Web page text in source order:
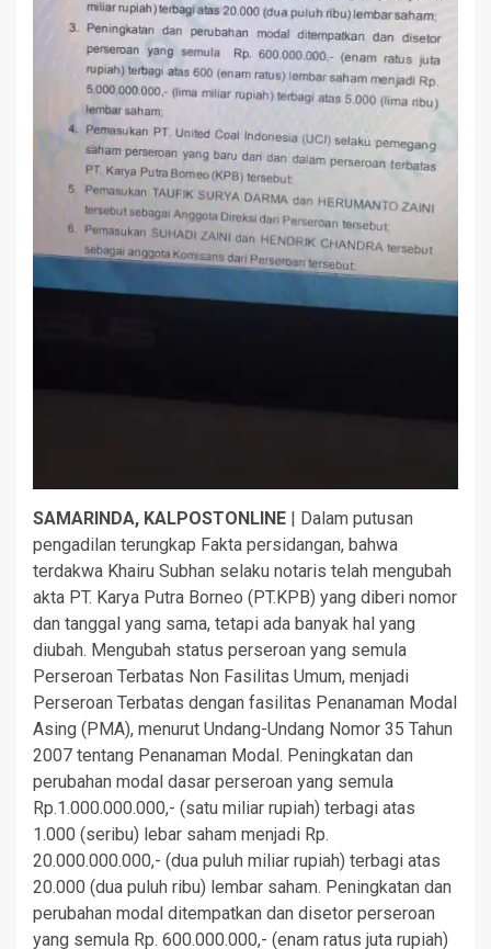
SAMARINDA, KALPOSTONLINE | Dalam putusan
pengadilan terungkap Fakta persidangan, bahwa
terdakwa Khairu Subhan selaku notaris telah mengubah
akta PT. Karya Putra Borneo (PT.KPB) yang diberi nomor
dan tanggal yang sama, tetapi ada banyak hal yang
diubah. Mengubah status perseroan yang semula
Perseroan Terbatas Non Fasilitas Umum, menjadi
Perseroan Terbatas dengan fasilitas Penanaman Modal
Asing (PMA), menurut Undang-Undang Nomor 35 Tahun
2007 tentang Penanaman Modal. Peningkatan dan
perubahan modal dasar perseroan yang semula
Rp.1.000.000.000,- (satu miliar rupiah) terbagi atas
1.000 (seribu) lebar saham menjadi Rp.
20.000.000.000,- (dua puluh miliar rupiah) terbagi atas
20.000 (dua puluh ribu) lembar saham. Peningkatan dan
perubahan modal ditempatkan dan disetor perseroan
yang semula Rp. 600.000.000,- (enam ratus juta rupiah)